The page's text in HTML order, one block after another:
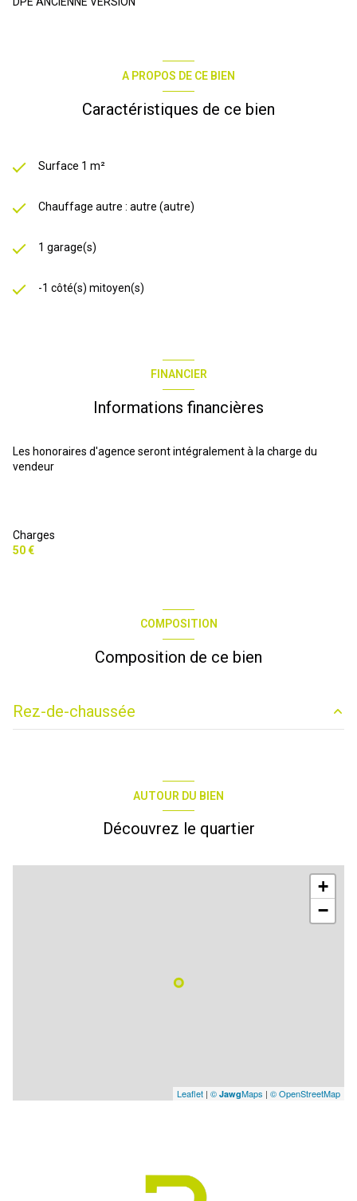
A PROPOS DE CE BIEN
Caractéristiques de ce bien
Surface 1 m²
Chauffage autre : autre (autre)
1 garage(s)
-1 côté(s) mitoyen(s)
FINANCIER
Informations financières
Les honoraires d'agence seront intégralement à la charge du
vendeur
Charges
50 €
COMPOSITION
Composition de ce bien
Rez-de-chaussée
AUTOUR DU BIEN
Découvrez le quartier
+
−
Leaflet | © JawgMaps | © OpenStreetMap